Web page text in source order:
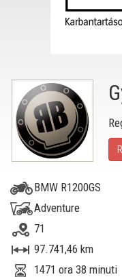
BMW R1200GS
Adventure
71
97.741,46 km
1471 ora 38 minuti